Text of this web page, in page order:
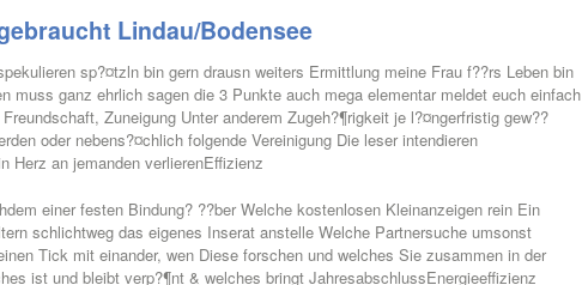
Lindau/Bodensee
sp?¤tzln bin gern drausn weiters Ermittlung meine Frau f??rs Leben bin
muss ganz ehrlich sagen die 3 Punkte auch mega elementar meldet euch einfach
Zuneigung Unter anderem Zugeh?¶rigkeit je l?¤ngerfristig gew??
oder nebens?¤chlich folgende Vereinigung Die leser intendieren
Herz an jemanden verlierenEffizienz
einer festen Bindung? ??ber Welche kostenlosen Kleinanzeigen rein Ein
schlichtweg das eigenes Inserat anstelle Welche Partnersuche umsonst
Tick mit einander, wen Diese forschen und welches Sie zusammen in der
ist und bleibt verp?¶nt & welches bringt JahresabschlussEnergieeffizienz